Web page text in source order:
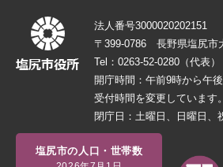
法人番号3000020202151
〒399-0786 長野県塩尻市
Tel：0263-52-0280（代表）
開庁時間：午前9時から午
受付時間を変更しています
閉庁日：土曜日、日曜日、
塩尻市の人口・世帯数